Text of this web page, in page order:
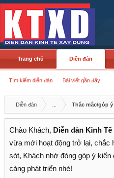
Trang chủ Diễn đàn
Tìm kiếm diễn đàn Bài viết gần đây
Diễn đàn Thắc mắc/góp ý
Chào Khách, Diễn đàn Kinh
vừa mới hoạt động trở lại, chắc
sót, Khách nhớ đóng góp ý
càng phát triển nhé!